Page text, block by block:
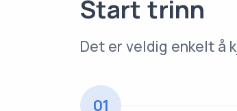
Start trinn
Det er veldig enkelt å
01